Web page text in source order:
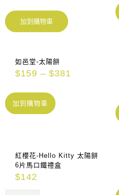
加到購物車
如邑堂-太陽餅
$159 – $381
加到購物車
紅櫻花-Hello Kitty 太陽餅
6片馬口鐵禮盒
$142